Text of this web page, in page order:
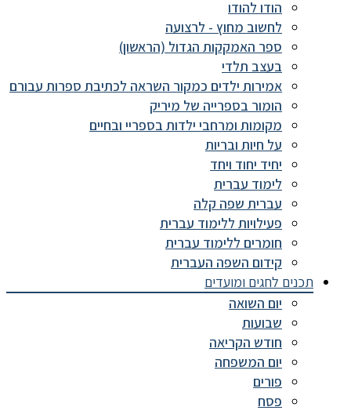
הודו להודו
לחשוב מחוץ - לרצועה
ספר האמקקות הגדול (הראשון)
בעצב תלדי
אמירות ילדים כמקור השראה לכתיבת ספרות עבורם
הומור בספרייה של מיריק
מקומות ומרחבי ילדות בספריי ובחיים
על חיות ובריות
יחיד יחוד ויחד
לימוד עברית
עברית שפה קלה
פעילויות ללימוד עברית
חומרים ללימוד עברית
קידום השפה העברית
תכנים לחגים ומועדים
יום השואה
שבועות
חודש הקריאה
יום המשפחה
פורים
פסח